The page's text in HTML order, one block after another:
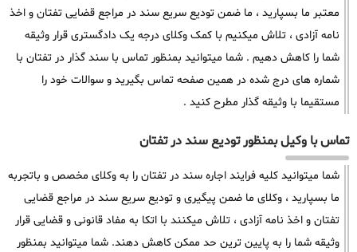
معتبر ما بسپارید ، ما ضمن تودیع سریع سند در مراجع قضایی تفتان و اخذ
نامه آزادی ، تلاش میکنیم با کمک وکلای درجه یک دادگستری قرار وثیقه
شما را کاهش دهیم . شما میتوانید بمنظور تماس با سند گذار در تفتان با
شماره های درج شده در همین صفحه تماس بگیرید و سوالات خود را
مستقیما با وثیقه گذار مطرح کنید .
تماس با وکیل بمنظور تودیع سند در تفتان
شما میتوانید کلیه فرایند اجاره سند در تفتان را به وکلای مخصص و باتجربه
ما بسپارید ، وکلای ما ضمن پیگیری و تودیع سریع سند در مراجع قضایی
تفتان و اخذ نامه آزادی ، تلاش میکنند با اتکا به مفاد قانونی و قضایی قرار
وثیقه شما را به پایین ترین حد ممکن کاهش دهند. شما میتوانید بمنظور